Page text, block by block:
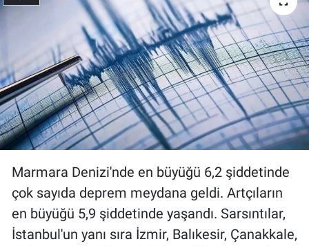
Marmara Denizi'nde en büyüğü 6,2 şiddetinde
çok sayıda deprem meydana geldi. Artçıların
en büyüğü 5,9 şiddetinde yaşandı. Sarsıntılar,
İstanbul'un yanı sıra İzmir, Balıkesir, Çanakkale,
Gündem Özel
Günün görüntüsü
Haber
İlan
Koronavirüs
Kültür Sanat